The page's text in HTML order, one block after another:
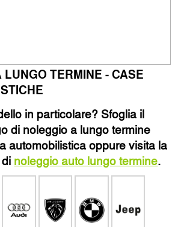
TERMINE - CASE
in particolare? Sfoglia il
di noleggio a lungo termine
automobilistica oppure visita la
noleggio auto lungo termine.